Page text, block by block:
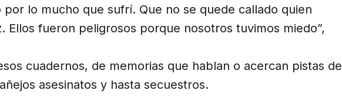
por lo mucho que sufrí. Que no se quede callado quien
Ellos fueron peligrosos porque nosotros tuvimos miedo”,
cuadernos, de memorias que hablan o acercan pistas de
asesinatos y hasta secuestros.